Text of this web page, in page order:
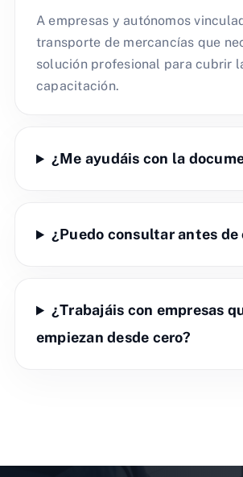
A empresas y autónomos
transporte de mercancías que
solución profesional para cubrir
capacitación.
¿Me ayudáis con la
¿Puedo consultar antes
¿Trabajáis con empresas
empiezan desde cero?